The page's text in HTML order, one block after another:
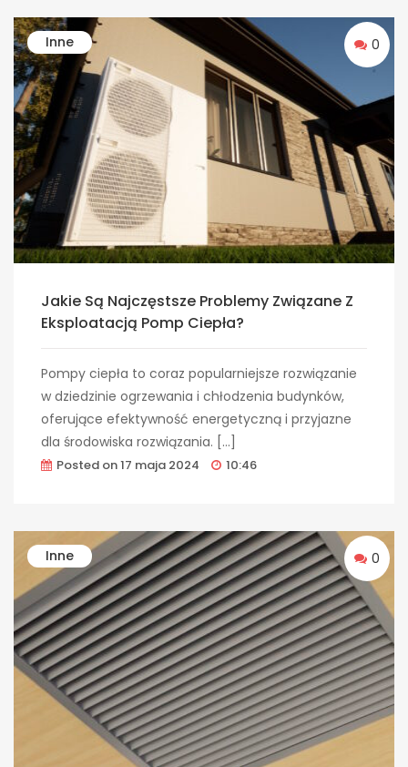
Inne 0
Jakie Są Najczęstsze Problemy Związane Z
Eksploatacją Pomp Ciepła?
Pompy ciepła to coraz popularniejsze rozwiązanie
w dziedzinie ogrzewania i chłodzenia budynków,
oferujące efektywność energetyczną i przyjazne
dla środowiska rozwiązania. […]
Posted on17 maja 2024 10:46
Inne 0